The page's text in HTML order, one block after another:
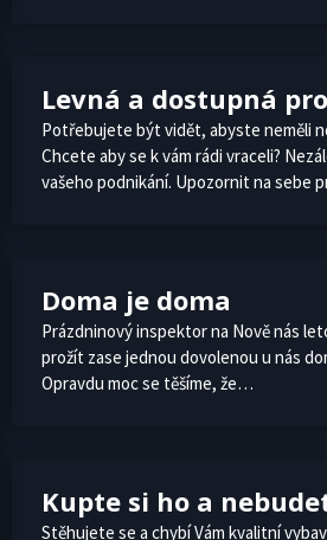
Levná a dostupná
Potřebujete být vidět, abyste neměli
Chcete aby se k vám rádi vraceli?
vašeho podnikání. Upozornit na sebe
Doma je doma
Prázdninový inspektor na Nově nás
prožít zase jednou dovolenou u nás
Opravdu moc se těšíme, že…
Kupte si ho a
Stěhujete se a chybí Vám kvalitní